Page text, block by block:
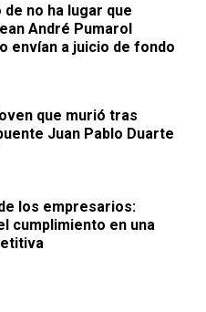
de no ha lugar que
André Pumarol
envían a juicio de fondo
que murió tras
Juan Pablo Duarte
los empresarios:
cumplimiento en una